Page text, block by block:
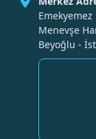
Menevşe
Beyoğlu -